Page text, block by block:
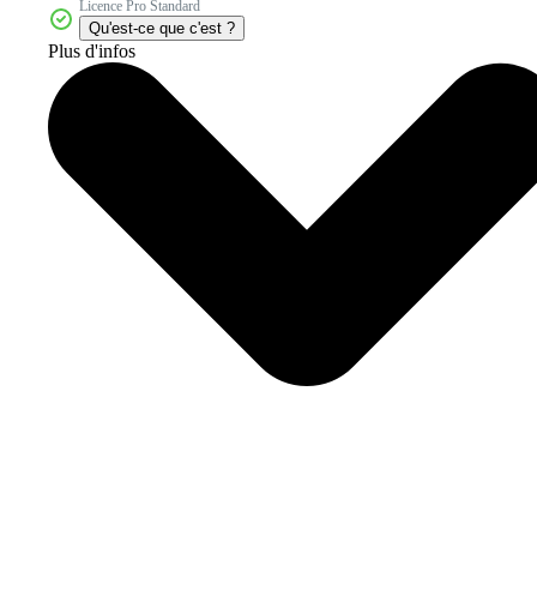
Licence Pro Standard
Qu'est-ce que c'est ?
Plus d'infos